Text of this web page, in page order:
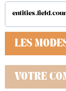
LES
VOTRE